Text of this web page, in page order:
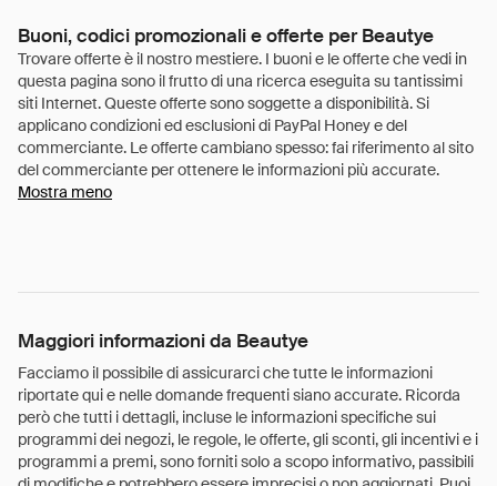
Buoni, codici promozionali e offerte per Beautye
Mostra meno
Maggiori informazioni da Beautye
Facciamo il possibile di assicurarci che tutte le informazioni
riportate qui e nelle domande frequenti siano accurate. Ricorda
però che tutti i dettagli, incluse le informazioni specifiche sui
programmi dei negozi, le regole, le offerte, gli sconti, gli incentivi e i
programmi a premi, sono forniti solo a scopo informativo, passibili